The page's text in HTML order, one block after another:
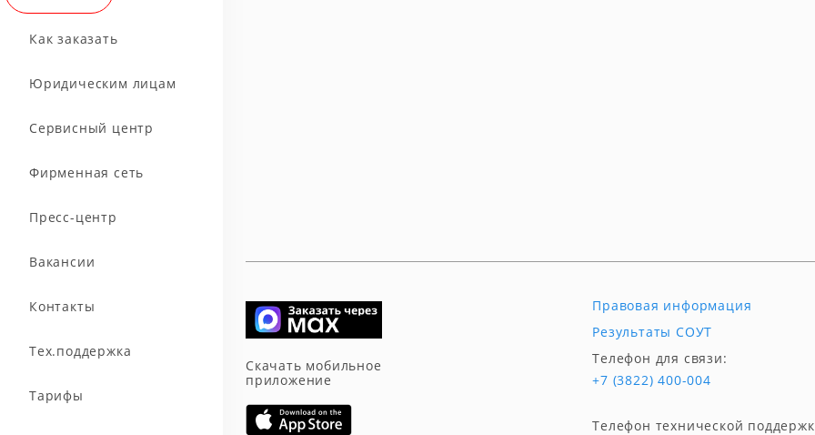
Как заказать
Юридическим лицам
Сервисный центр
Фирменная сеть
Пресс-центр
Вакансии
Контакты
Тех.поддержка
Тарифы
Скачать мобильное
приложение
Правовая информация
Результаты СОУТ
Телефон для связи:
+7 (3822) 400-004
Телефон технической